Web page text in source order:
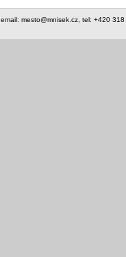
mesto@mnisek.cz, tel: +420